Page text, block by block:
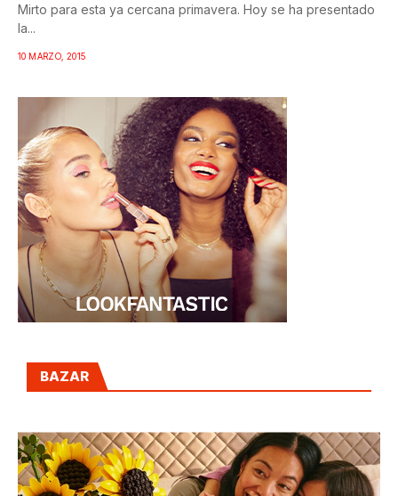
Mirto para esta ya cercana primavera. Hoy se ha presentado
la...
10 MARZO, 2015
BAZAR